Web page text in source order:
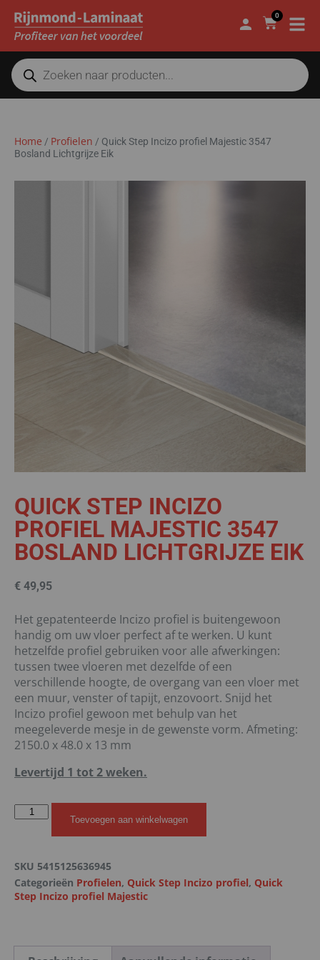
0
Home / Profielen / Quick Step Incizo profiel Majestic 3547
Bosland Lichtgrijze Eik
QUICK STEP INCIZO
PROFIEL MAJESTIC 3547
BOSLAND LICHTGRIJZE EIK
€ 49,95
Het gepatenteerde Incizo profiel is buitengewoon
handig om uw vloer perfect af te werken. U kunt
hetzelfde profiel gebruiken voor alle afwerkingen:
tussen twee vloeren met dezelfde of een
verschillende hoogte, de overgang van een vloer met
een muur, venster of tapijt, enzovoort. Snijd het
Incizo profiel gewoon met behulp van het
meegeleverde mesje in de gewenste vorm. Afmeting:
2150.0 x 48.0 x 13 mm
Levertijd 1 tot 2 weken.
Toevoegen aan winkelwagen
SKU 5415125636945
Categorieën Profielen, Quick Step Incizo profiel, Quick
Step Incizo profiel Majestic